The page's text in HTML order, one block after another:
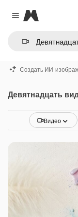
Close menu
Magnific
Создать ИИ-
Девятнадцать
Видео